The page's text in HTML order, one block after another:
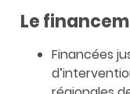
Le
Financées